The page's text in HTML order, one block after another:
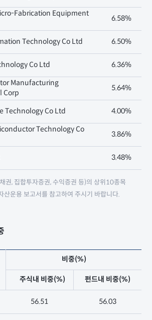
Fabrication Equipment
6.58%
Technology Co Ltd 6.50%
Co Ltd 6.36%
Manufacturing
Corp
5.64%
Technology Co Ltd 4.00%
Technology Co
3.86%
3.48%
권, 집합투자증권, 수익증권 등)의 상위10종목
운용 보고서를 참고하여 주시기 바랍니다.
비중(%)
주식내 비중(%) 펀드내 비중(%)
56.51 56.03